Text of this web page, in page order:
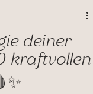
deiner
kraftvollen